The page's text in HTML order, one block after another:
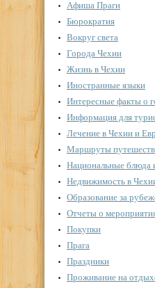
Афиша Праги
Бюрократия
Вокруг света
Города Чехии
Жизнь в Чехии
Иностранные языки
Интересные факты о
Информация для
Лечение в Чехии и
Маршруты
Национальные блюда
Недвижимость в
Образование за
Отчеты о
Покупки
Прага
Праздники
Проживание на